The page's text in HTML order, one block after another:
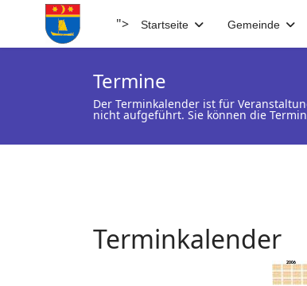
"> Startseite Gemeinde
Termine
Der Terminkalender ist für
nicht aufgeführt. Sie können die
Terminkalender